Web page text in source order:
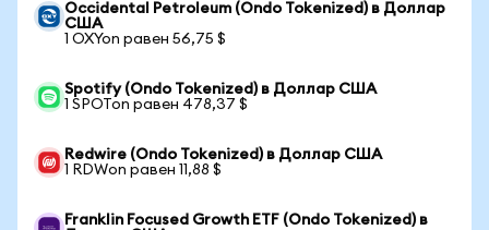
Occidental Petroleum (Ondo Tokenized) в Доллар
США
1 OXYon равен 56,75 $
Spotify (Ondo Tokenized) в Доллар США
1 SPOTon равен 478,37 $
Redwire (Ondo Tokenized) в Доллар США
1 RDWon равен 11,88 $
Franklin Focused Growth ETF (Ondo Tokenized) в